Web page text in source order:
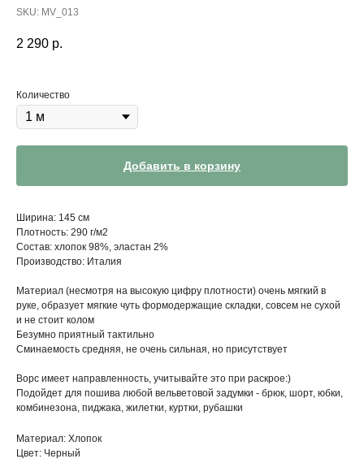
SKU: MV_013
2 290 р.
Количество
Добавить в корзину
Ширина: 145 см
Плотность: 290 г/м2
Состав: хлопок 98%, эластан 2%
Производство: Италия
Материал (несмотря на высокую цифру плотности) очень мягкий в
руке, образует мягкие чуть формодержащие складки, совсем не сухой
и не стоит колом
Безумно приятный тактильно
Сминаемость средняя, не очень сильная, но присутствует
Ворс имеет направленность, учитывайте это при раскрое:)
Подойдет для пошива любой вельветовой задумки - брюк, шорт, юбки,
комбинезона, пиджака, жилетки, куртки, рубашки
Материал: Хлопок
Цвет: Черный